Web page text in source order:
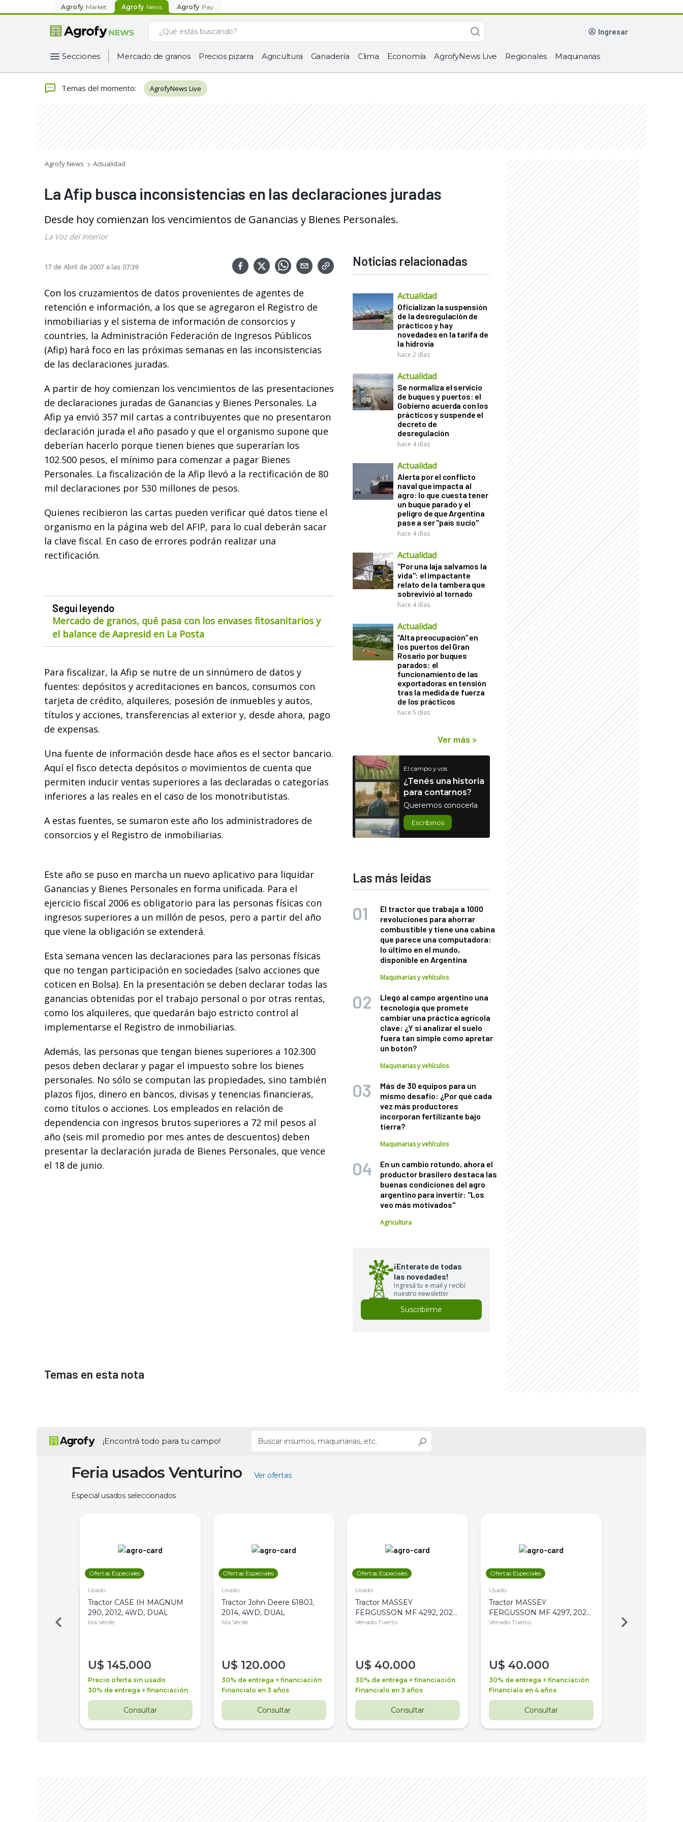
Agrofy Market Agrofy News Agrofy Pay
ingresar
Secciones Mercado de granos Precios pizarra Agricultura Ganadería Clima Economía AgrofyNews Live Regionales Maquinarias
Temas del momento: AgrofyNews Live
Agrofy News Actualidad
La Afip busca inconsistencias en las declaraciones juradas
Desde hoy comienzan los vencimientos de Ganancias y Bienes Personales.
La Voz del Interior
17 de Abril de 2007 a las 07:39
Con los cruzamientos de datos provenientes de agentes de
retención e información, a los que se agregaron el Registro de
inmobiliarias y el sistema de información de consorcios y
countries, la Administración Federación de Ingresos Públicos
(Afip) hará foco en las próximas semanas en las inconsistencias
de las declaraciones juradas.
A partir de hoy comienzan los vencimientos de las presentaciones
de declaraciones juradas de Ganancias y Bienes Personales. La
Afip ya envió 357 mil cartas a contribuyentes que no presentaron
declaración jurada el año pasado y que el organismo supone que
deberían hacerlo porque tienen bienes que superarían los
102.500 pesos, el mínimo para comenzar a pagar Bienes
Personales. La fiscalización de la Afip llevó a la rectificación de 80
mil declaraciones por 530 millones de pesos.
Quienes recibieron las cartas pueden verificar qué datos tiene el
organismo en la página web del AFIP, para lo cual deberán sacar
la clave fiscal. En caso de errores podrán realizar una
rectificación.
Seguí leyendo
Mercado de granos, qué pasa con los envases fitosanitarios y
el balance de Aapresid en La Posta
Para fiscalizar, la Afip se nutre de un sinnúmero de datos y
fuentes: depósitos y acreditaciones en bancos, consumos con
tarjeta de crédito, alquileres, posesión de inmuebles y autos,
títulos y acciones, transferencias al exterior y, desde ahora, pago
de expensas.
Una fuente de información desde hace años es el sector bancario.
Aquí el fisco detecta depósitos o movimientos de cuenta que
permiten inducir ventas superiores a las declaradas o categorías
inferiores a las reales en el caso de los monotributistas.
A estas fuentes, se sumaron este año los administradores de
consorcios y el Registro de inmobiliarias.
Este año se puso en marcha un nuevo aplicativo para liquidar
Ganancias y Bienes Personales en forma unificada. Para el
ejercicio fiscal 2006 es obligatorio para las personas físicas con
ingresos superiores a un millón de pesos, pero a partir del año
que viene la obligación se extenderá.
Esta semana vencen las declaraciones para las personas físicas
que no tengan participación en sociedades (salvo acciones que
coticen en Bolsa). En la presentación se deben declarar todas las
ganancias obtenidas por el trabajo personal o por otras rentas,
como los alquileres, que quedarán bajo estricto control al
implementarse el Registro de inmobiliarias.
Además, las personas que tengan bienes superiores a 102.300
pesos deben declarar y pagar el impuesto sobre los bienes
personales. No sólo se computan las propiedades, sino también
plazos fijos, dinero en bancos, divisas y tenencias financieras,
como títulos o acciones. Los empleados en relación de
dependencia con ingresos brutos superiores a 72 mil pesos al
año (seis mil promedio por mes antes de descuentos) deben
presentar la declaración jurada de Bienes Personales, que vence
el 18 de junio.
Noticias relacionadas
Actualidad
Oficializan la suspensión
de la desregulación de
prácticos y hay
novedades en la tarifa de
la hidrovía
hace 2 días
Actualidad
Se normaliza el servicio
de buques y puertos: el
Gobierno acuerda con los
prácticos y suspende el
decreto de
desregulación
hace 4 días
Actualidad
Alerta por el conflicto
naval que impacta al
agro: lo que cuesta tener
un buque parado y el
peligro de que Argentina
pase a ser "país sucio"
hace 4 días
Actualidad
"Por una laja salvamos la
vida": el impactante
relato de la tambera que
sobrevivió al tornado
hace 4 días
Actualidad
“Alta preocupación” en
los puertos del Gran
Rosario por buques
parados: el
funcionamiento de las
exportadoras en tensión
tras la medida de fuerza
de los prácticos
hace 5 días
Ver más >
El campo y vos
¿Tenés una historia
para contarnos?
Queremos conocerla
Escribinos
Las más leídas
El tractor que trabaja a 1000
revoluciones para ahorrar
combustible y tiene una cabina
que parece una computadora:
lo último en el mundo,
disponible en Argentina
Maquinarias y vehículos
Llegó al campo argentino una
tecnología que promete
cambiar una práctica agrícola
clave: ¿Y si analizar el suelo
fuera tan simple como apretar
un botón?
Maquinarias y vehículos
Más de 30 equipos para un
mismo desafío: ¿Por qué cada
vez más productores
incorporan fertilizante bajo
tierra?
Maquinarias y vehículos
En un cambio rotundo, ahora el
productor brasilero destaca las
buenas condiciones del agro
argentino para invertir: "Los
veo más motivados"
Agricultura
¡Enterate de todas
las novedades!
Ingresá tu e-mail y recibí
nuestro newsletter
Suscribirme
Temas en esta nota
¡Encontrá todo para tu campo!
Feria usados Venturino Ver ofertas
Especial usados seleccionados
Ofertas Especiales
Usado
Tractor CASE IH MAGNUM
290, 2012, 4WD, DUAL
Isla Verde
U$ 145.000
Precio oferta sin usado
30% de entrega + financiación
Consultar
Ofertas Especiales
Usado
Tractor John Deere 6180J,
2014, 4WD, DUAL
Isla Verde
U$ 120.000
30% de entrega + financiación
Financialo en 3 años
Consultar
Ofertas Especiales
Usado
Tractor MASSEY
FERGUSSON MF 4292, 2020,
4WD, PATON
Venado Tuerto
U$ 40.000
30% de entrega + financiación
Financialo en 3 años
Consultar
Ofertas Especiales
Usado
Tractor MASSEY
FERGUSSON MF 4297, 2020,
4WD, PATON
Venado Tuerto
U$ 40.000
30% de entrega + financiación
Financialo en 4 años
Consultar
Venado Tuerto